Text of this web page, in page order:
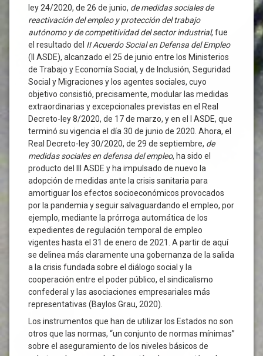
ley 24/2020, de 26 de junio, de medidas sociales de
reactivación del empleo y protección del trabajo
autónomo y de competitividad del sector industrial, fue
el resultado del II Acuerdo Social en Defensa del Empleo
(II ASDE), alcanzado el 25 de junio entre los Ministerios
de Trabajo y Economía Social, y de Inclusión, Seguridad
Social y Migraciones y los agentes sociales, cuyo
objetivo consistió, precisamente, modular las medidas
extraordinarias y excepcionales previstas en el Real
Decreto-ley 8/2020, de 17 de marzo, y en el I ASDE, que
terminó su vigencia el día 30 de junio de 2020. Ahora, el
Real Decreto-ley 30/2020, de 29 de septiembre, de
medidas sociales en defensa del empleo, ha sido el
producto del III ASDE y ha impulsado de nuevo la
adopción de medidas ante la crisis sanitaria para
amortiguar los efectos socioeconómicos provocados
por la pandemia y seguir salvaguardando el empleo, por
ejemplo, mediante la prórroga automática de los
expedientes de regulación temporal de empleo
vigentes hasta el 31 de enero de 2021. A partir de aquí
se delinea más claramente una gobernanza de la salida
a la crisis fundada sobre el diálogo social y la
cooperación entre el poder público, el sindicalismo
confederal y las asociaciones empresariales más
representativas (Baylos Grau, 2020).
Los instrumentos que han de utilizar los Estados no son
otros que las normas, “un conjunto de normas mínimas”
sobre el aseguramiento de los niveles básicos de